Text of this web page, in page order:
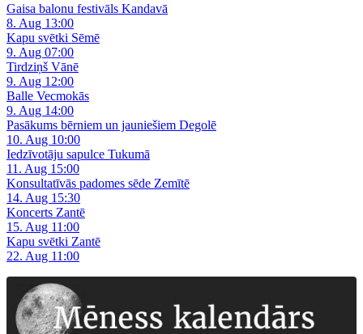
Gaisa balonu festivāls Kandavā
8. Aug 13:00
Kapu svētki Sēmē
9. Aug 07:00
Tirdziņš Vānē
9. Aug 12:00
Balle Vecmokās
9. Aug 14:00
Pasākums bērniem un jauniešiem Degolē
10. Aug 10:00
Iedzīvotāju sapulce Tukumā
11. Aug 15:00
Konsultatīvās padomes sēde Zemītē
14. Aug 15:30
Koncerts Zantē
15. Aug 11:00
Kapu svētki Zantē
22. Aug 11:00